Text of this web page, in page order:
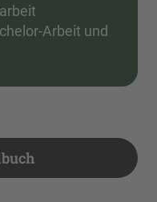
Arbeit und